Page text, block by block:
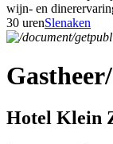
wijn- en
30 urenSlenaken
Hotel Klein